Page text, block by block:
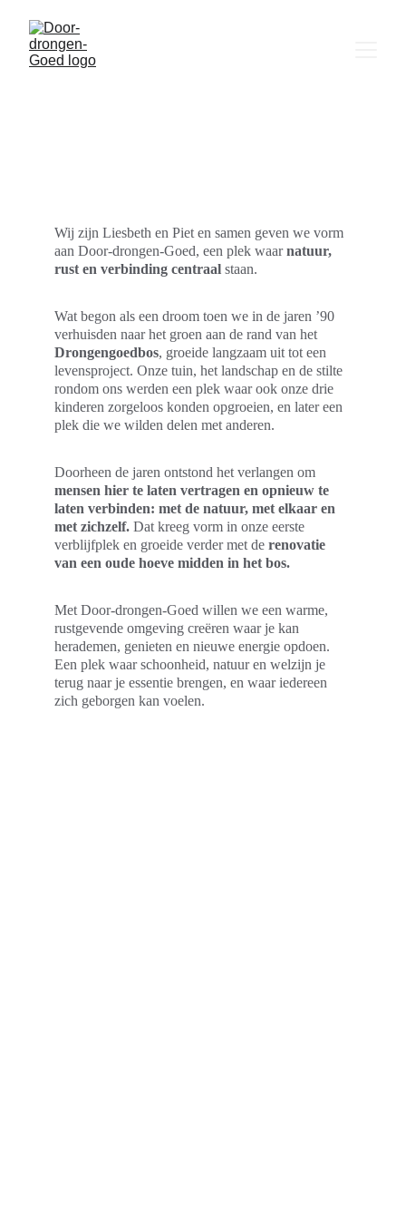
Wij zijn Liesbeth en Piet en samen geven we vorm
aan Door-drongen-Goed, een plek waar natuur,
rust en verbinding centraal staan.
Wat begon als een droom toen we in de jaren ’90
verhuisden naar het groen aan de rand van het
Drongengoedbos, groeide langzaam uit tot een
levensproject. Onze tuin, het landschap en de stilte
rondom ons werden een plek waar ook onze drie
kinderen zorgeloos konden opgroeien, en later een
plek die we wilden delen met anderen.
Doorheen de jaren ontstond het verlangen om
mensen hier te laten vertragen en opnieuw te
laten verbinden: met de natuur, met elkaar en
met zichzelf. Dat kreeg vorm in onze eerste
verblijfplek en groeide verder met de renovatie
van een oude hoeve midden in het bos.
Met Door-drongen-Goed willen we een warme,
rustgevende omgeving creëren waar je kan
herademen, genieten en nieuwe energie opdoen.
Een plek waar schoonheid, natuur en welzijn je
terug naar je essentie brengen, en waar iedereen
zich geborgen kan voelen.